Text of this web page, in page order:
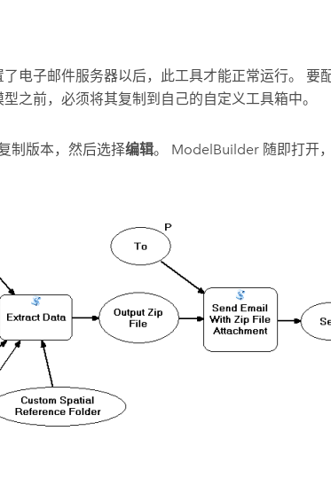
电子邮件服务器以后，此工具才能正常运行。 要
之前，必须将其复制到自己的自定义工具箱中。
制版本，然后选择编辑。 ModelBuilder 随即打开